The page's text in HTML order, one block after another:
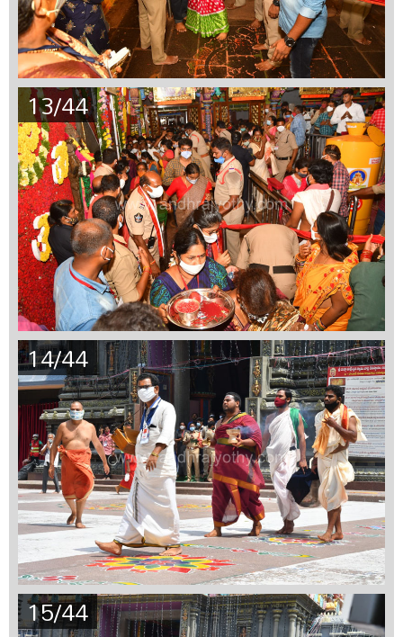
13/44
14/44
15/44